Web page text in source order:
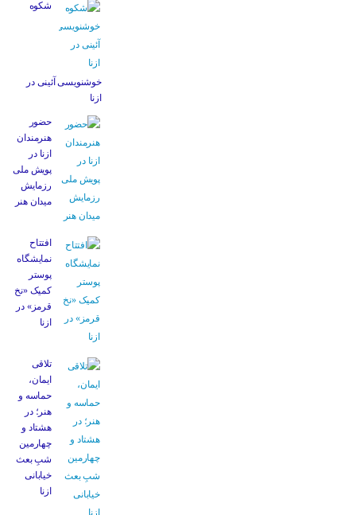
شکوه
خوشنویسی آئینی در
ازنا
حضور
هنرمندان
ازنا در
پویش ملی
رزمایش
میدان هنر
افتتاح
نمایشگاه
پوستر
کمیک «نخ
قرمز» در
ازنا
تلاقی
ایمان،
حماسه و
هنر؛ در
هشتاد و
چهارمین
شبِ بعث
خیابانی
ازنا